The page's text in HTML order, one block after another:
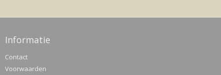
Informatie
Contact
Voorwaarden